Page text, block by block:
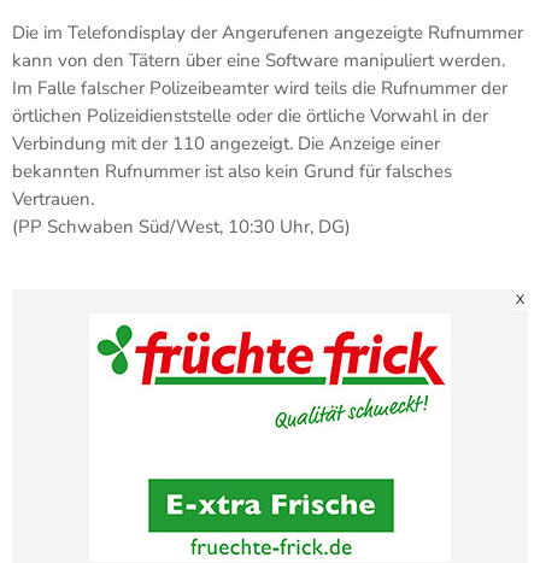
Die im Telefondisplay der Angerufenen angezeigte Rufnummer
kann von den Tätern über eine Software manipuliert werden.
Im Falle falscher Polizeibeamter wird teils die Rufnummer der
örtlichen Polizeidienststelle oder die örtliche Vorwahl in der
Verbindung mit der 110 angezeigt. Die Anzeige einer
bekannten Rufnummer ist also kein Grund für falsches
Vertrauen.
(PP Schwaben Süd/West, 10:30 Uhr, DG)
X